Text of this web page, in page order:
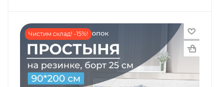
Чистим склад! -15%!